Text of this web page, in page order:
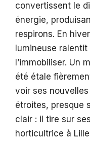
convertissent le
énergie,
respirons. En
lumineuse
l’immobiliser. Un
été étale
voir ses
étroites, presque
clair : il tire sur
horticultrice à